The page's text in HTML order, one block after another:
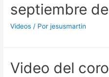
septiembre
Videos / Porjesusmartin
Video del